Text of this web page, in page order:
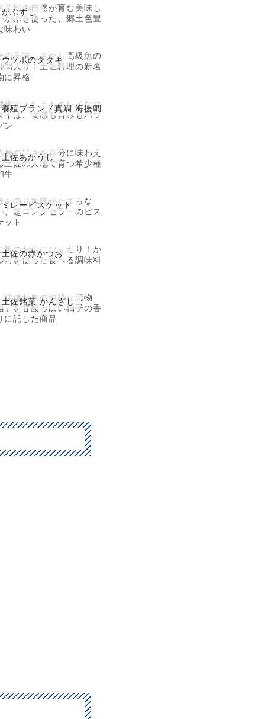
かぶずし
産地の自然が育む美味し
かぶを使った、郷土色豊
味わい
ウツボのタタキ
の美味しさから高級魚の
間入り！土佐料理の新名
に昇格
養殖ブランド真鯛 海援鯛
康で見た目もキレイなマ
イは、食感も旨みもバツ
ン
土佐あかうし
身の旨さを存分に味わえ
土佐の大地で育つ希少種
牛
ミレービスケット
んのり塩味がたまらな
、超ロングセラーのビス
ット
土佐の赤かつお
飯のお供にぴったり！か
おを使った食べる調味料
土佐銘菓 かんざし
純信お馬の純粋な恋物
」を甘酸っぱい柚子の香
に託した商品